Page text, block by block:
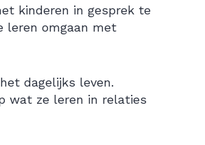
kinderen in gesprek te
leren omgaan met
dagelijks leven.
wat ze leren in relaties